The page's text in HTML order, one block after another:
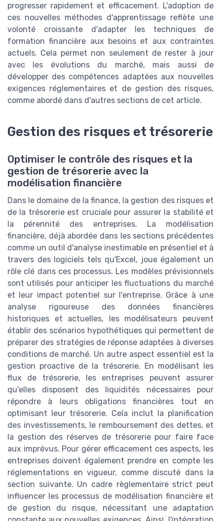
progresser rapidement et efficacement. L'adoption de
ces nouvelles méthodes d'apprentissage reflète une
volonté croissante d'adapter les techniques de
formation financière aux besoins et aux contraintes
actuels. Cela permet non seulement de rester à jour
avec les évolutions du marché, mais aussi de
développer des compétences adaptées aux nouvelles
exigences réglementaires et de gestion des risques,
comme abordé dans d'autres sections de cet article.
Gestion des risques et trésorerie
Optimiser le contrôle des risques et la
gestion de trésorerie avec la
modélisation financière
Dans le domaine de la finance, la gestion des risques et
de la trésorerie est cruciale pour assurer la stabilité et
la pérennité des entreprises. La modélisation
financière, déjà abordée dans les sections précédentes
comme un outil d'analyse inestimable en présentiel et à
travers des logiciels tels qu'Excel, joue également un
rôle clé dans ces processus. Les modèles prévisionnels
sont utilisés pour anticiper les fluctuations du marché
et leur impact potentiel sur l'entreprise. Grâce à une
analyse rigoureuse des données financières
historiques et actuelles, les modélisateurs peuvent
établir des scénarios hypothétiques qui permettent de
préparer des stratégies de réponse adaptées à diverses
conditions de marché. Un autre aspect essentiel est la
gestion proactive de la trésorerie. En modélisant les
flux de trésorerie, les entreprises peuvent assurer
qu'elles disposent des liquidités nécessaires pour
répondre à leurs obligations financières tout en
optimisant leur trésorerie. Cela inclut la planification
des investissements, le remboursement des dettes, et
la gestion des réserves de trésorerie pour faire face
aux imprévus. Pour gérer efficacement ces aspects, les
entreprises doivent également prendre en compte les
réglementations en vigueur, comme discuté dans la
section suivante. Un cadre règlementaire strict peut
influencer les processus de modélisation financière et
de gestion du risque, nécessitant une adaptation